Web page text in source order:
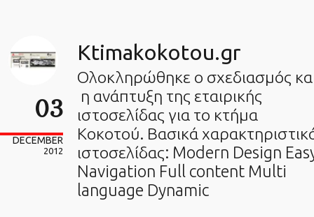
03
DECEMBER
2012
Ktimakokotou.gr
Ολοκληρώθηκε ο σχεδιασμός
η ανάπτυξη της εταιρικής
ιστοσελίδας για το κτήμα
Κοκοτού. Βασικά
ιστοσελίδας: Modern Design
Navigation Full content Multi
language Dynamic